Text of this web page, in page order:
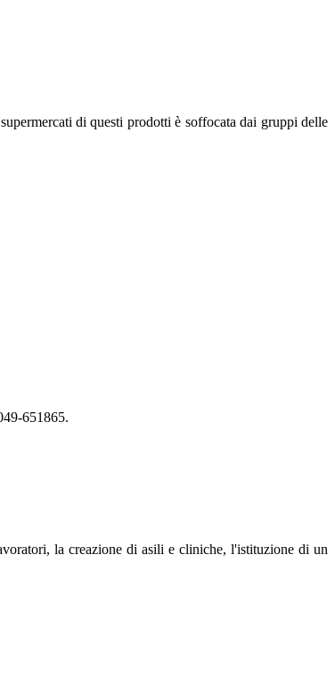
di questi prodotti è soffocata dai gruppi delle
651865.
la creazione di asili e cliniche, l'istituzione di un